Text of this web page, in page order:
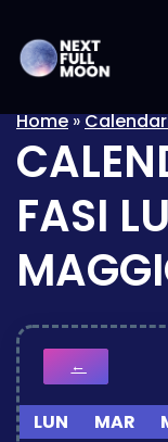
Home»
FASI
←
LUN MAR